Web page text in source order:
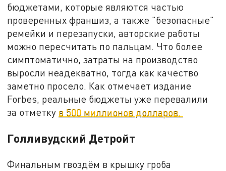
бюджетами, которые являются частью
проверенных франшиз, а также "безопасные"
ремейки и перезапуски, авторские работы
можно пересчитать по пальцам. Что более
симптоматично, затраты на производство
выросли неадекватно, тогда как качество
заметно просело. Как отмечает издание
Forbes, реальные бюджеты уже перевалили
за отметку в 500 миллионов долларов.
Голливудский Детройт
Финальным гвоздём в крышку гроба